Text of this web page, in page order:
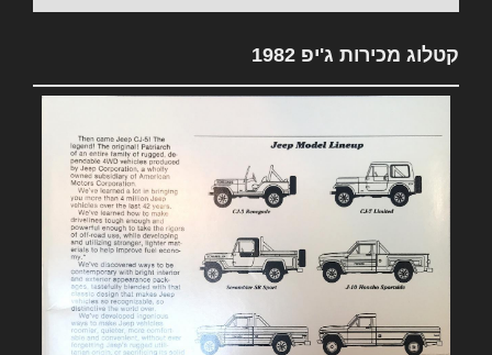
קטלוג מכירות ג'יפ 1982